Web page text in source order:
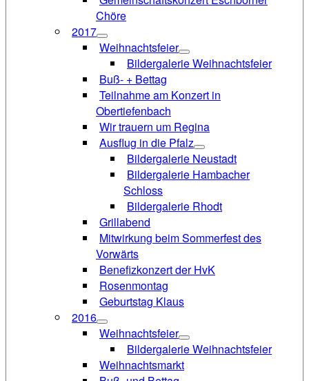
Chöre
2017
Weihnachtsfeier
Bildergalerie Weihnachtsfeier
Buß- + Bettag
Teilnahme am Konzert in
Obertiefenbach
Wir trauern um Regina
Ausflug in die Pfalz
Bildergalerie Neustadt
Bildergalerie Hambacher
Schloss
Bildergalerie Rhodt
Grillabend
Mitwirkung beim Sommerfest des
Vorwärts
Benefizkonzert der HvK
Rosenmontag
Geburtstag Klaus
2016
Weihnachtsfeier
Bildergalerie Weihnachtsfeier
Weihnachtsmarkt